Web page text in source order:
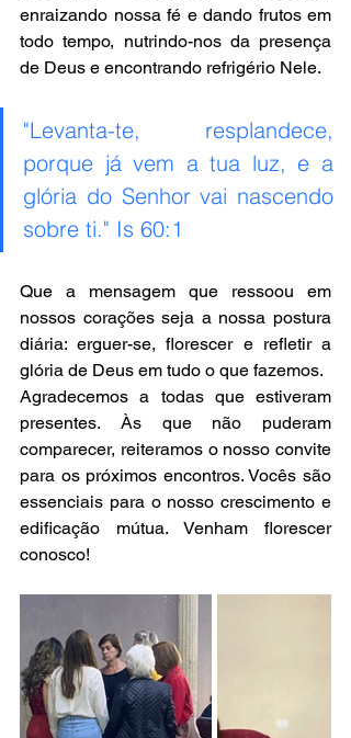
enraizando nossa fé e dando frutos em
todo tempo, nutrindo-nos da presença
de Deus e encontrando refrigério Nele.
"Levanta-te, resplandece,
porque já vem a tua luz, e a
glória do Senhor vai nascendo
sobre ti." Is 60:1
Que a mensagem que ressoou em
nossos corações seja a nossa postura
diária: erguer-se, florescer e refletir a
glória de Deus em tudo o que fazemos.
Agradecemos a todas que estiveram
presentes. Às que não puderam
comparecer, reiteramos o nosso convite
para os próximos encontros. Vocês são
essenciais para o nosso crescimento e
edificação mútua. Venham florescer
conosco!